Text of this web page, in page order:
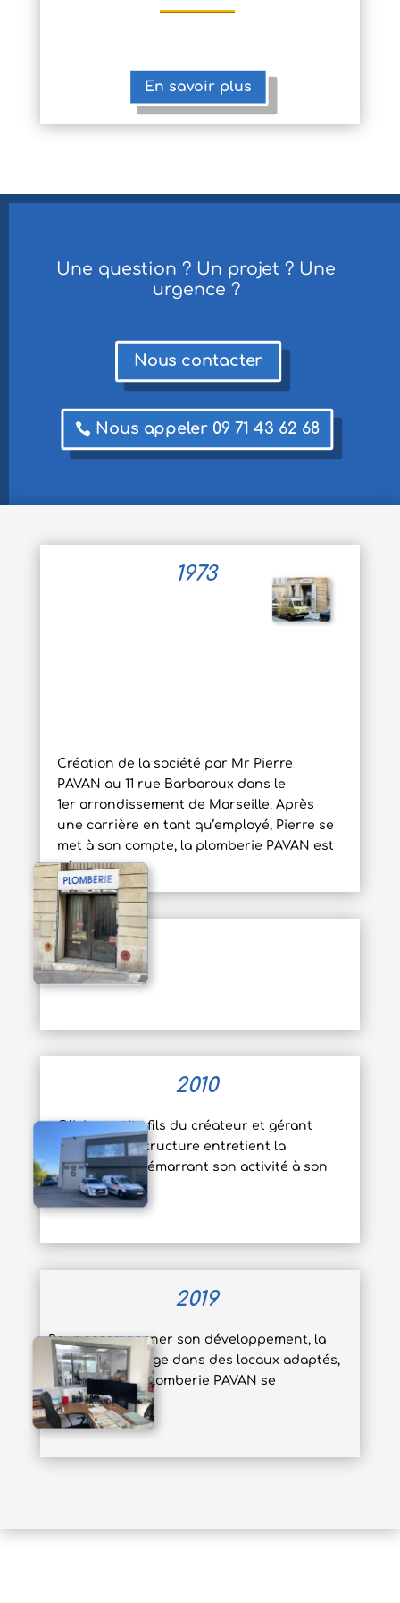
En savoir plus
Une question ? Un projet ? Une
urgence ?
Nous contacter
Nous appeler 09 71 43 62 68
1973
Création de la société par Mr Pierre
PAVAN au 11 rue Barbaroux dans le
1er arrondissement de Marseille. Après
une carrière en tant qu’employé, Pierre se
met à son compte, la plomberie PAVAN est
née.
2010
Olivier, petits fils du créateur et gérant
actuel de la structure entretient la
tradition en démarrant son activité à son
tour.
2019
Pour accompagner son développement, la
société déménage dans des locaux adaptés,
l’histoire de la plomberie PAVAN se
perpétue !